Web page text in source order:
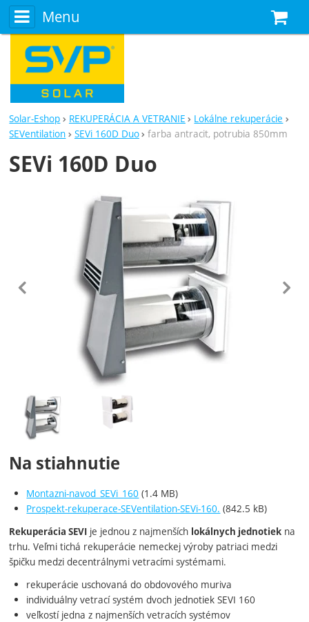
Menu
Solar-Eshop REKUPERÁCIA A VETRANIE
Lokálne rekuperácie
SEVentilation
SEVi 160D Duo farba antracit, potrubia 850mm
SEVi 160D Duo
Fotografie
Fotografie
Na stiahnutie
Montazni-navod_SEVi_160 (1.4 MB)
Prospekt-rekuperace-SEVentilation-SEVi-160. (842.5 kB)
Rekuperácia SEVI je jednou z najmenších lokálnych jednotiek na
trhu. Veľmi tichá rekuperácie nemeckej výroby patriaci medzi
špičku medzi decentrálnymi vetracími systémami.
rekuperácie uschovaná do obdovového muriva
individuálny vetrací systém dvoch jednotiek SEVI 160
veľkostí jedna z najmenších vetracích systémov